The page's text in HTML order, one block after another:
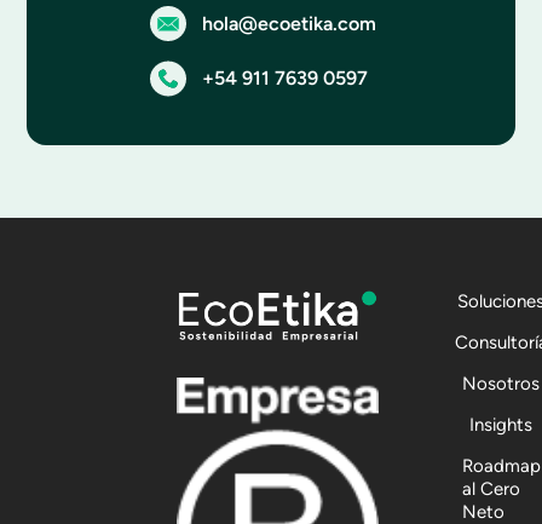
hola@ecoetika.com
+54 911 7639 0597
Nosotros
Insights
Roadmap
al Cero
Neto